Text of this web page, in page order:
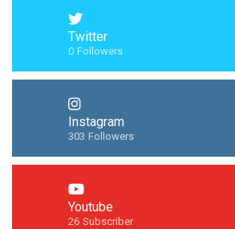
Twitter
0 Followers
Instagram
303 Followers
Youtube
26 Subscriber